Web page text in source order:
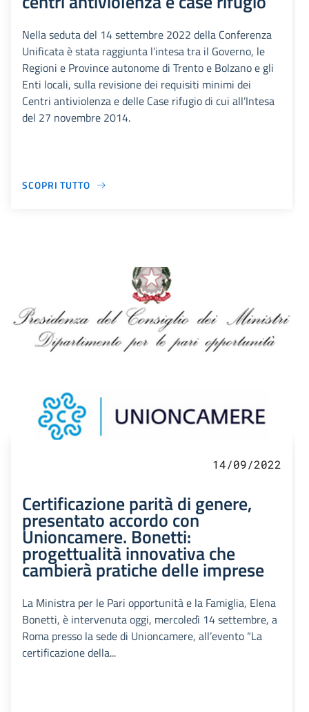
Nella seduta del 14 settembre 2022 della Conferenza
Unificata è stata raggiunta l’intesa tra il Governo, le
Regioni e Province autonome di Trento e Bolzano e gli
Enti locali, sulla revisione dei requisiti minimi dei
Centri antiviolenza e delle Case rifugio di cui all’Intesa
del 27 novembre 2014.
SCOPRI TUTTO
14/09/2022
Certificazione parità di genere,
presentato accordo con
Unioncamere. Bonetti:
progettualità innovativa che
cambierà pratiche delle imprese
La Ministra per le Pari opportunità e la Famiglia, Elena
Bonetti, è intervenuta oggi, mercoledì 14 settembre, a
Roma presso la sede di Unioncamere, all’evento “La
certificazione della...